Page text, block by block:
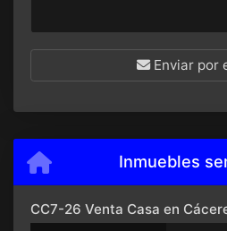
Enviar por
Inmuebles
CC7-26 Venta Casa en